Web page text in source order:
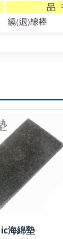
ic海綿墊